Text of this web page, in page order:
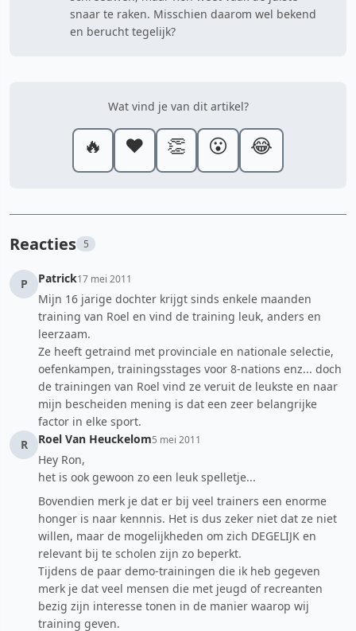
snaar te raken. Misschien daarom wel bekend
en berucht tegelijk?
Wat vind je van dit artikel?
🔥 ❤️ 👏 😮 😂
Reacties 5
P Patrick17 mei 2011
Mijn 16 jarige dochter krijgt sinds enkele maanden
training van Roel en vind de training leuk, anders en
leerzaam.
Ze heeft getraind met provinciale en nationale selectie,
oefenkampen, trainingsstages voor 8-nations enz... doch
de trainingen van Roel vind ze veruit de leukste en naar
mijn bescheiden mening is dat een zeer belangrijke
factor in elke sport.
R
Roel Van Heuckelom5 mei 2011
Hey Ron,
het is ook gewoon zo een leuk spelletje...
Bovendien merk je dat er bij veel trainers een enorme
honger is naar kennnis. Het is dus zeker niet dat ze niet
willen, maar de mogelijkheden om zich DEGELIJK en
relevant bij te scholen zijn zo beperkt.
Tijdens de paar demo-trainingen die ik heb gegeven
merk je dat veel mensen die met jeugd of recreanten
bezig zijn interesse tonen in de manier waarop wij
training geven.